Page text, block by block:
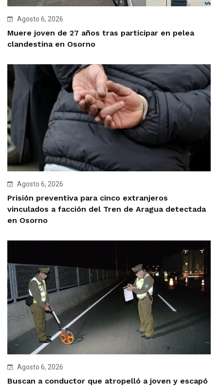
Agosto 6, 2026
Muere joven de 27 años tras participar en pelea
clandestina en Osorno
Agosto 6, 2026
Prisión preventiva para cinco extranjeros
vinculados a facción del Tren de Aragua detectada
en Osorno
Agosto 6, 2026
Buscan a conductor que atropelló a joven y escapó